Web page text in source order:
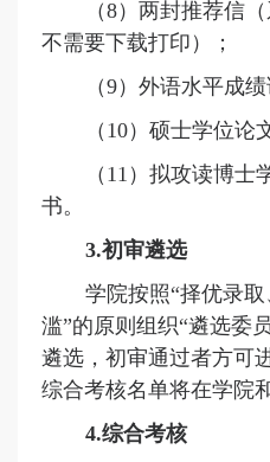
（8）两封推荐信（
不需要下载打印）；
（9）外语水平成绩
（ 10）硕士学位论
（ 11 ）拟攻读博士
书。
3.初审遴选
学院按照“择优录
滥”的原则组织“遴选委
遴选，初审通过者方可
综合考核名单将在学院
4.综合考核